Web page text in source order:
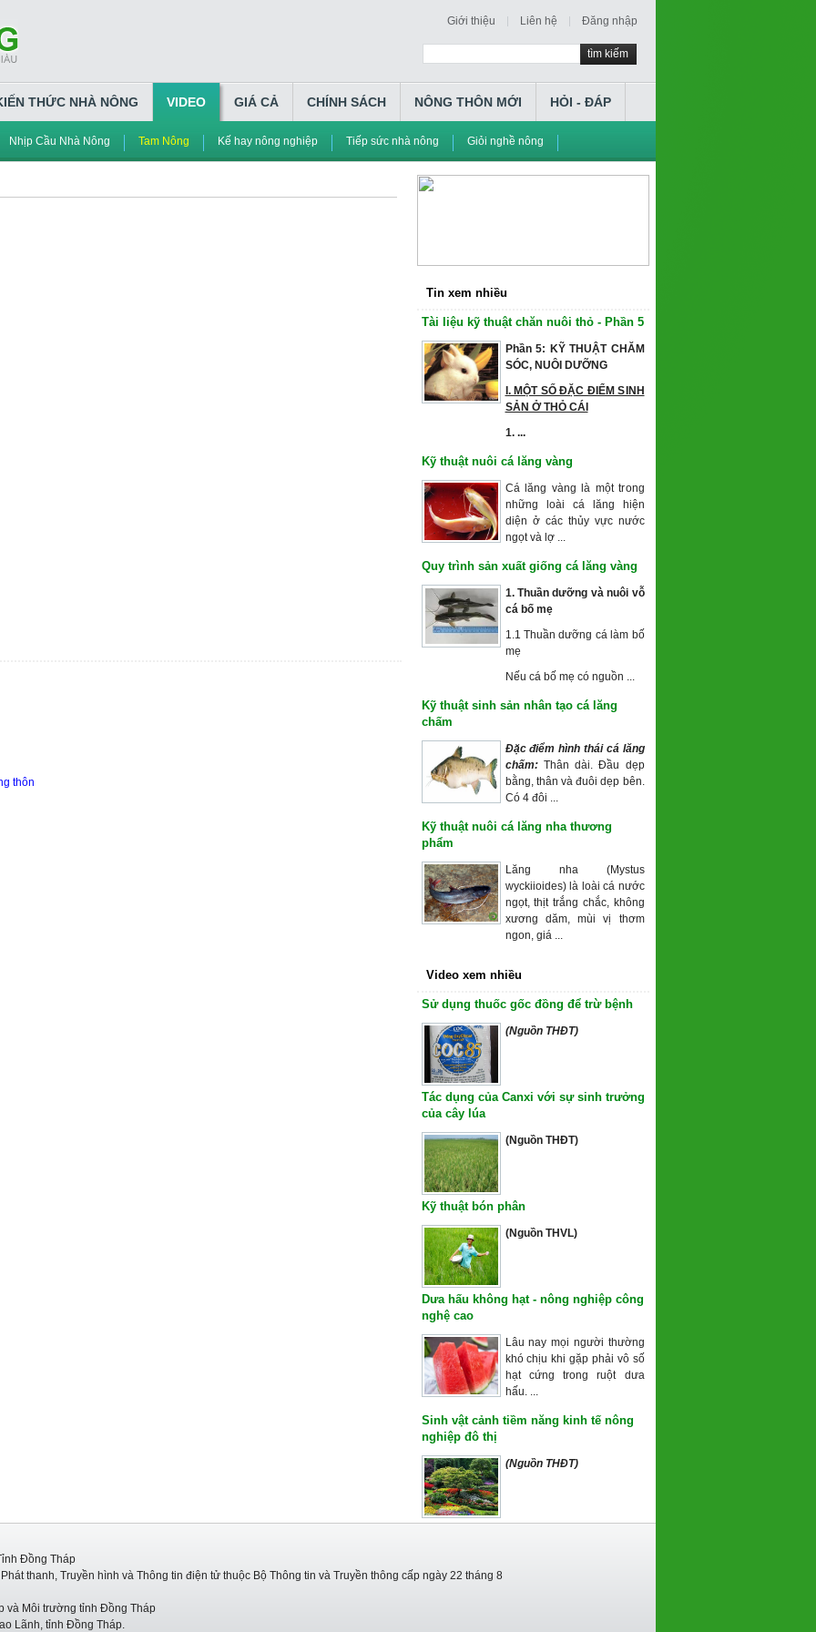
Giới thiệu Liên hệ Đăng nhập
tìm kiếm
THỨC NHÀ NÔNG VIDEO
Nhịp Cầu Nhà Nông Tam Nông Kế hay nông nghiệp Tiếp sức nhà nông Giỏi nghề nông
GIÁ CẢ CHÍNH SÁCH NÔNG THÔN MỚI HỎI - ĐÁP
thôn
Tin xem nhiều
Tài liệu kỹ thuật chăn nuôi thỏ - Phần 5
Phần 5: KỸ THUẬT CHĂM
SÓC, NUÔI DƯỠNG
I. MỘT SỐ ĐẶC ĐIỂM SINH
SẢN Ở THỎ CÁI
1. ...
Kỹ thuật nuôi cá lăng vàng
Cá lăng vàng là một trong
những loài cá lăng hiện
diện ở các thủy vực nước
ngọt và lợ ...
Quy trình sản xuất giống cá lăng vàng
1. Thuần dưỡng và nuôi vỗ
cábố mẹ
1.1 Thuần dưỡng cá làm bố
mẹ
Nếu cá bố mẹ có nguồn ...
Kỹ thuật sinh sản nhân tạo cá lăng
chấm
Đặc điểm hình thái cá lăng
chấm:Thân dài. Đầu dẹp
bằng, thân và đuôi dẹp bên.
Có 4 đôi ...
Kỹ thuật nuôi cá lăng nha thương
phẩm
Lăng nha (Mystus
wyckiioides) là loài cá nước
ngọt, thịt trắng chắc, không
xương dăm, mùi vị thơm
ngon, giá ...
Video xem nhiều
Sử dụng thuốc gốc đồng để trừ bệnh
(Nguồn THĐT)
Tác dụng của Canxi với sự sinh trưởng
của cây lúa
(Nguồn THĐT)
Kỹ thuật bón phân
(Nguồn THVL)
Dưa hấu không hạt - nông nghiệp công
nghệ cao
Lâu nay mọi người thường
khó chịu khi gặp phải vô số
hạt cứng trong ruột dưa
hấu. ...
Sinh vật cảnh tiềm năng kinh tế nông
nghiệp đô thị
(Nguồn THĐT)
Đồng Tháp
thanh, Truyền hình và Thông tin điện tử thuộc Bộ Thông tin và Truyền thông cấp ngày 22 tháng 8
và Môi trường tỉnh Đồng Tháp
Lãnh, tỉnh Đồng Tháp.